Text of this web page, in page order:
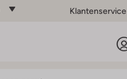
Klantenservice